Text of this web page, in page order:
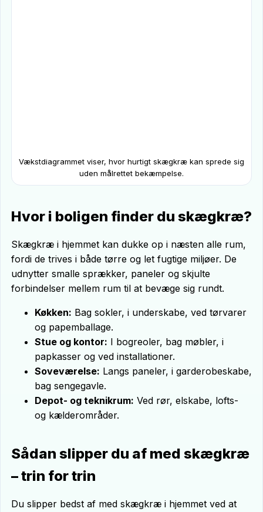
Vækstdiagrammet viser, hvor hurtigt skægkræ kan sprede sig
uden målrettet bekæmpelse.
Hvor i boligen finder du skægkræ?
Skægkræ i hjemmet kan dukke op i næsten alle rum,
fordi de trives i både tørre og let fugtige miljøer. De
udnytter smalle sprækker, paneler og skjulte
forbindelser mellem rum til at bevæge sig rundt.
Køkken: Bag sokler, i underskabe, ved tørvarer
og papemballage.
Stue og kontor: I bogreoler, bag møbler, i
papkasser og ved installationer.
Soveværelse: Langs paneler, i garderobeskabe,
bag sengegavle.
Depot- og teknikrum: Ved rør, elskabe, lofts-
og kælderområder.
Sådan slipper du af med skægkræ
– trin for trin
Du slipper bedst af med skægkræ i hjemmet ved at